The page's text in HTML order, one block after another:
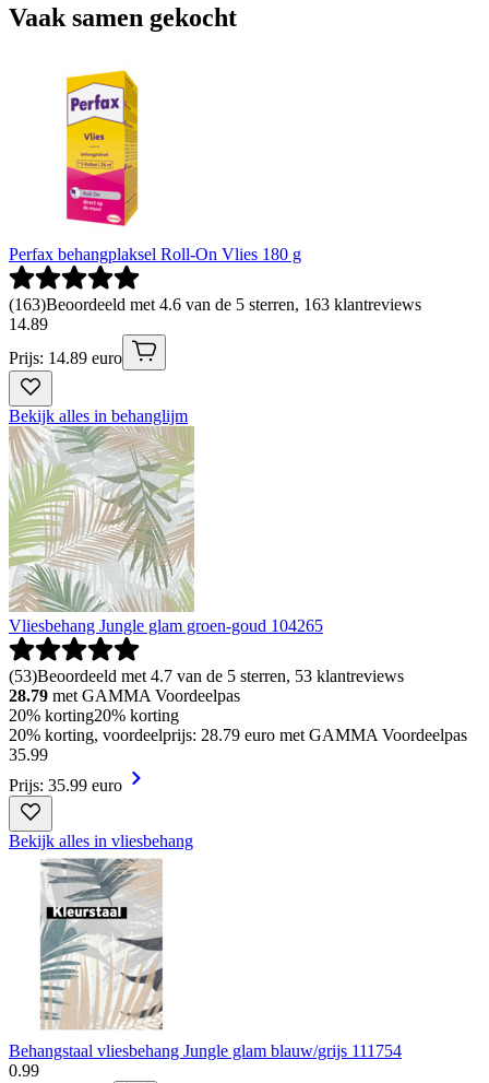
Vaak samen gekocht
Perfax behangplaksel Roll-On Vlies 180 g
(163)Beoordeeld met 4.6 van de 5 sterren, 163 klantreviews
14.89
Prijs: 14.89 euro
Bekijk alles in behanglijm
Vliesbehang Jungle glam groen-goud 104265
(53)Beoordeeld met 4.7 van de 5 sterren, 53 klantreviews
28.79 met GAMMA Voordeelpas
20% korting20% korting
20% korting, voordeelprijs: 28.79 euro met GAMMA Voordeelpas
35.99
Prijs: 35.99 euro
Bekijk alles in vliesbehang
Behangstaal vliesbehang Jungle glam blauw/grijs 111754
0.99